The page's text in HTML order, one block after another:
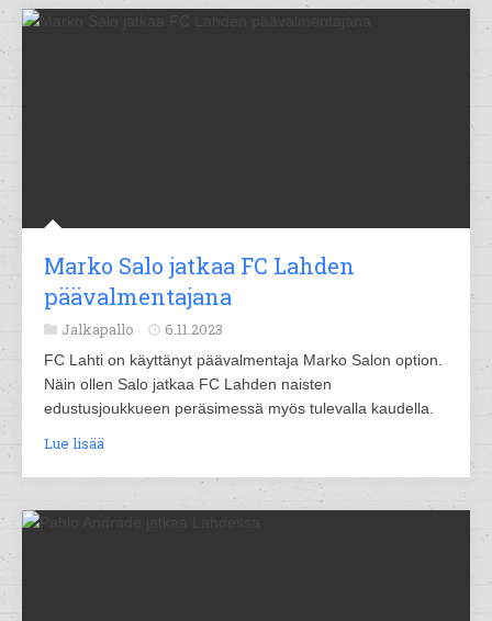
Marko Salo jatkaa FC Lahden
päävalmentajana
Jalkapallo 6.11.2023
FC Lahti on käyttänyt päävalmentaja Marko Salon option.
Näin ollen Salo jatkaa FC Lahden naisten
edustusjoukkueen peräsimessä myös tulevalla kaudella.
Lue lisää